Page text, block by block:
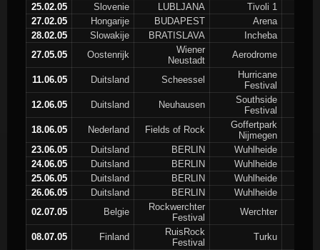
25.02.05
Slovenie LUBLJANA
Tivoli 1
27.02.05
Hongarije BUDAPEST
Arena
28.02.05
Slowakije BRATISLAVA
Incheba
27.05.05
Oostenrijk
Wiener
Neustadt
Aerodrome
11.06.05 Duitsland Scheessel
Hurricane
Festival
12.06.05
Duitsland Neuhausen
Southside
Festival
18.06.05
Nederland Fields of Rock
Goffertpark
Nijmegen
23.06.05
Duitsland BERLIN
Wuhlheide
24.06.05
Duitsland BERLIN
Wuhlheide
25.06.05
Duitsland BERLIN
Wuhlheide
26.06.05
Duitsland BERLIN
Wuhlheide
02.07.05
Belgie
Rockwerchter
Festival
Werchter
08.07.05 Finland
RuisRock
Festival
Turku